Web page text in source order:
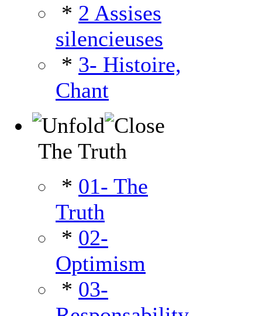
* 2 Assises
silencieuses
* 3- Histoire,
Chant
The Truth
* 01- The
Truth
* 02-
Optimism
* 03-